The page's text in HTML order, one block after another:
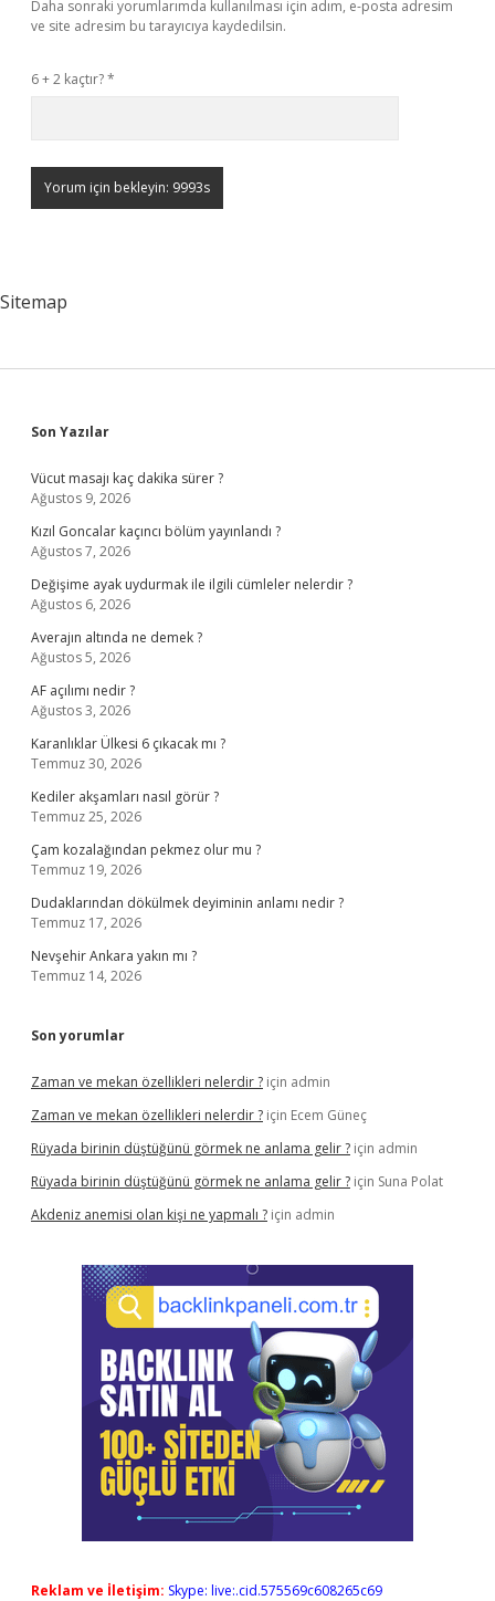
Daha sonraki yorumlarımda kullanılması için adım, e-posta adresim
ve site adresim bu tarayıcıya kaydedilsin.
6 + 2 kaçtır?*
Sitemap
Sidebar
Son Yazılar
Vücut masajı kaç dakika sürer ?
Ağustos 9, 2026
Kızıl Goncalar kaçıncı bölüm yayınlandı ?
Ağustos 7, 2026
Değişime ayak uydurmak ile ilgili cümleler nelerdir ?
Ağustos 6, 2026
Averajın altında ne demek ?
Ağustos 5, 2026
AF açılımı nedir ?
Ağustos 3, 2026
Karanlıklar Ülkesi 6 çıkacak mı ?
Temmuz 30, 2026
Kediler akşamları nasıl görür ?
Temmuz 25, 2026
Çam kozalağından pekmez olur mu ?
Temmuz 19, 2026
Dudaklarından dökülmek deyiminin anlamı nedir ?
Temmuz 17, 2026
Nevşehir Ankara yakın mı ?
Temmuz 14, 2026
Son yorumlar
Zaman ve mekan özellikleri nelerdir ? için admin
Zaman ve mekan özellikleri nelerdir ? için Ecem Güneç
Rüyada birinin düştüğünü görmek ne anlama gelir ? için admin
Rüyada birinin düştüğünü görmek ne anlama gelir ? için Suna Polat
Akdeniz anemisi olan kişi ne yapmalı ? için admin
Reklam ve İletişim: Skype: live:.cid.575569c608265c69